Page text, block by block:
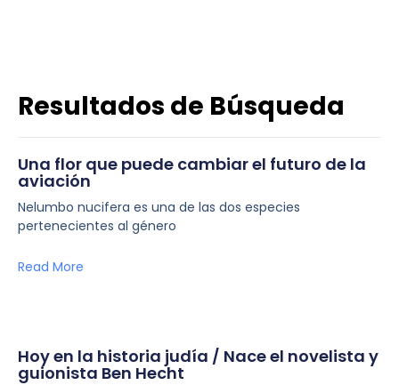
Resultados de Búsqueda
Una flor que puede cambiar el futuro de la
aviación
Nelumbo nucifera es una de las dos especies
pertenecientes al género
Read More
Hoy en la historia judía / Nace el novelista y
guionista Ben Hecht